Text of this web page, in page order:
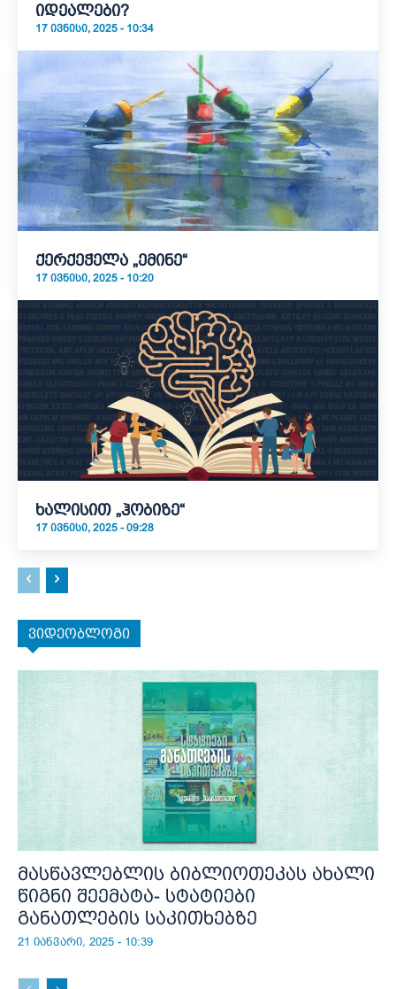
იდეალები?
17 ᲘᲕᲜᲘᲡᲘ, 2025 - 10:34
ქერქეჭელა „ემინე“
17 ᲘᲕᲜᲘᲡᲘ, 2025 - 10:20
ხალისით „ჰობიზე“
17 ᲘᲕᲜᲘᲡᲘ, 2025 - 09:28
ვიდეობლოგი
მასწავლებლის ბიბლიოთეკას ახალი
წიგნი შეემატა- სტატიები
განათლების საკითხებზე
21 იანვარი, 2025 - 10:39